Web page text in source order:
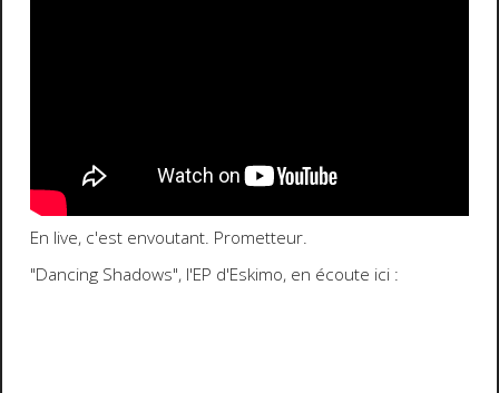
En live, c'est envoutant. Prometteur.
"Dancing Shadows", l'EP d'Eskimo, en écoute ici :